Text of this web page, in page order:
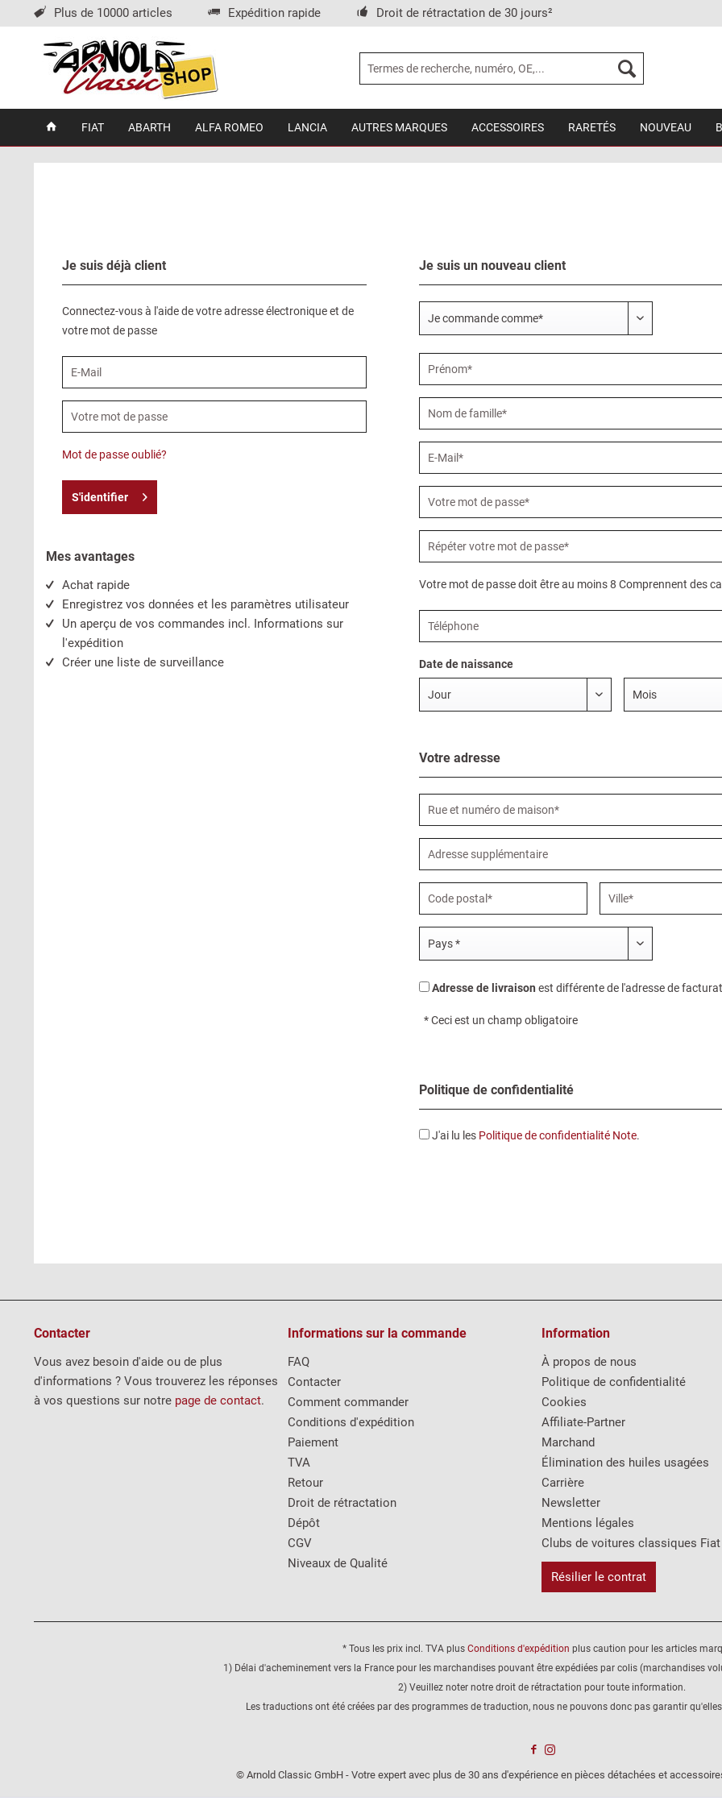
Plus de 10000 articles Expédition rapide Droit de rétractation de 30 jours²
FIAT ABARTH ALFA ROMEO LANCIA AUTRES MARQUES ACCESSOIRES RARETÉS NOUVEAU
Je suis un nouveau client
Votre mot de passe doit être au moins 8 Comprennent des
Date de naissance
Votre adresse
Adresse de livraison est différente de l'adresse de
* Ceci est un champ obligatoire
Politique de confidentialité
J'ai lu les Politique de confidentialité Note.
Je suis déjà client
Connectez-vous à l'aide de votre adresse électronique et de
votre mot de passe
Mot de passe oublié?
S'identifier
Mes avantages
Achat rapide
Enregistrez vos données et les paramètres utilisateur
Un aperçu de vos commandes incl. Informations sur
l'expédition
Créer une liste de surveillance
Contacter
Vous avez besoin d'aide ou de plus
d'informations ? Vous trouverez les réponses
à vos questions sur notre page de contact.
Informations sur la commande
FAQ
Contacter
Comment commander
Conditions d'expédition
Paiement
TVA
Retour
Droit de rétractation
Dépôt
CGV
Niveaux de Qualité
Information
À propos de nous
Politique de confidentialité
Cookies
Affiliate-Partner
Marchand
Élimination des huiles usagées
Carrière
Newsletter
Mentions légales
Clubs de voitures classiques Fiat
Résilier le contrat
* Tous les prix incl. TVA plus Conditions d'expédition plus caution pour les articles
1) Délai d'acheminement vers la France pour les marchandises pouvant être expédiées par colis (marchandises
2) Veuillez noter notre droit de rétractation pour toute information.
Les traductions ont été créées par des programmes de traduction, nous ne pouvons donc pas garantir
© Arnold Classic GmbH - Votre expert avec plus de 30 ans d'expérience en pièces détachées et